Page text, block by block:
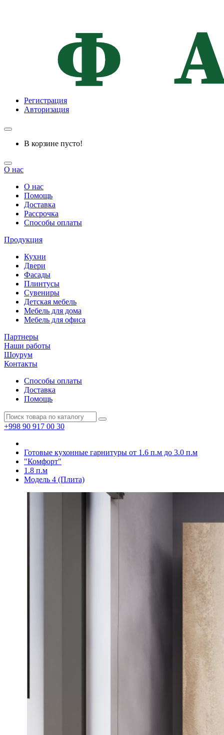
Регистрация
Авторизация
В корзине пусто!
О нас
О нас
Помощь
Доставка
Рассрочка
Способы оплаты
Продукция
Кухни
Двери
Фасады
Плинтусы
Сувениры
Детская мебель
Мебель для дома
Мебель для офиса
Партнеры
Наши работы
Шоурум
Контакты
Способы оплаты
Доставка
Помощь
+998 90 917 00 30
Готовые кухонные гарнитуры от 1.6 п.м до 3.0 п.м
"Комфорт"
1.8 п.м
Модель 4 (Плита)